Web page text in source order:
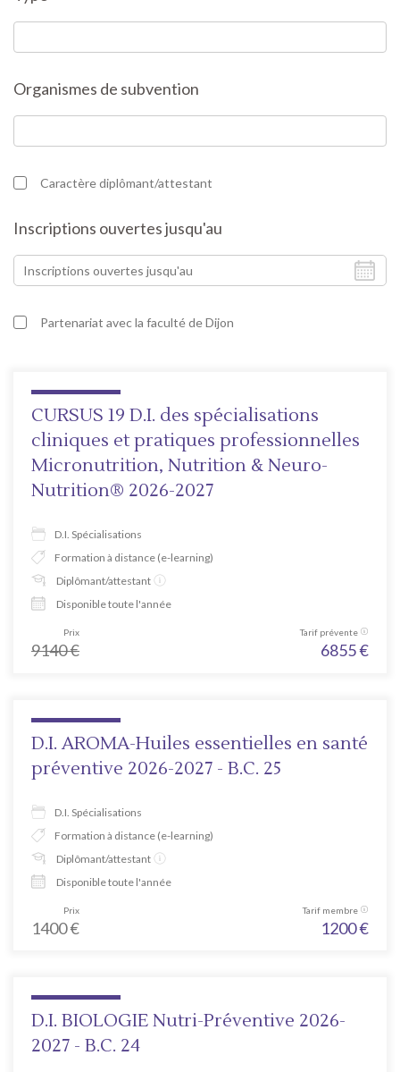
Organismes de subvention
Caractère diplômant/attestant
Inscriptions ouvertes jusqu'au
Partenariat avec la faculté de Dijon
CURSUS 19 D.I. des spécialisations
cliniques et pratiques professionnelles
Micronutrition, Nutrition & Neuro-
Nutrition® 2026-2027
D.I. Spécialisations
Formation à distance (e-learning)
Diplômant/attestant
Disponible toute l'année
Prix
9140€
Tarif prévente
6855€
D.I. AROMA-Huiles essentielles en santé
préventive 2026-2027 - B.C. 25
D.I. Spécialisations
Formation à distance (e-learning)
Diplômant/attestant
Disponible toute l'année
Prix
1400€
Tarif membre
1200€
D.I. BIOLOGIE Nutri-Préventive 2026-
2027 - B.C. 24